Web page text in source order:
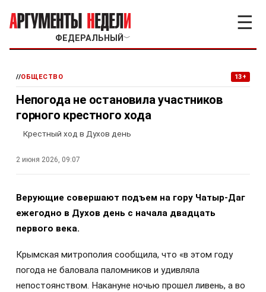
ФЕДЕРАЛЬНЫЙ ﹀
☰
//ОБЩЕСТВО 13+
Непогода не остановила участников
горного крестного хода
Крестный ход в Духов день
2 июня 2026, 09:07
Верующие совершают подъем на гору Чатыр-Даг
ежегодно в Духов день с начала двадцать
первого века.
Крымская митрополия сообщила, что «в этом году
погода не баловала паломников и удивляла
непостоянством. Накануне ночью прошел ливень, а во